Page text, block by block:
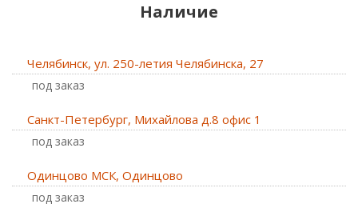
Наличие
Челябинск, ул. 250-летия Челябинска, 27
Под заказ
Санкт-Петербург, Михайлова д.8 офис 1
Под заказ
Одинцово МСК, Одинцово
Под заказ